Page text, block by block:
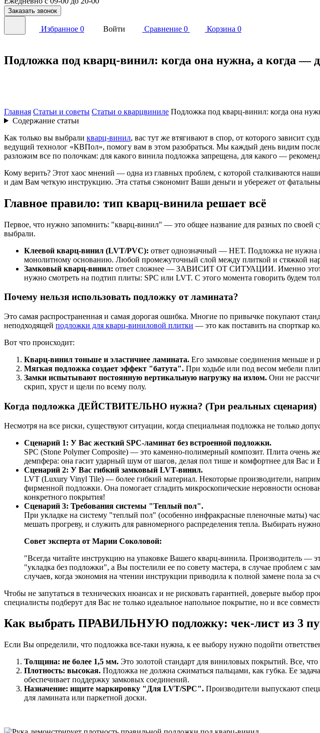
Заказать звонок
Избранное 0 Войти Сравнение 0 Корзина 0
Подложка под кварц-винил: когда она нужна, а когда —
Главная Статьи и советы Статьи о кварцвиниле Подложка под кварц-винил: когда она
Содержание статьи
Как только вы выбрали кварц-винил, вас тут же втягивают в спор, от которого зависит
ведущий технолог «КВПол», помогу вам в этом разобраться. Мы каждый день видим
разложим все по полочкам: для какого винила подложка запрещена, для какого —
Кому верить? Этот хаос мнений — одна из главных проблем, с которой сталкиваются
и дам Вам четкую инструкцию. Эта статья сэкономит Ваши деньги и убережет от
Главное правило: тип кварц-винила решает всё
Первое, что нужно запомнить: "кварц-винил" — это общее название для разных по своей
выбрали.
Клеевой кварц-винил (LVT/PVC): ответ однозначный — НЕТ. Подложка не нужна
монолитному основанию. Любой промежуточный слой между плиткой и стяжкой
Замковый кварц-винил: ответ сложнее — ЗАВИСИТ ОТ СИТУАЦИИ. Именно этот
нужно смотреть на подтип плиты: SPC или LVT. С этого момента говорить будем
Почему нельзя использовать подложку от ламината?
Это самая распространенная и самая дорогая ошибка. Многие по привычке покупают
неподходящей подложки для кварц-виниловой плитки — это как поставить на спорткар
Вот что происходит:
Кварц-винил тоньше и эластичнее ламината. Его замковые соединения меньше и
Мягкая подложка создает эффект "батута". При ходьбе или под весом мебели
Замки испытывают постоянную вертикальную нагрузку на излом. Они не
скрип, хруст и щели по всему полу.
Когда подложка ДЕЙСТВИТЕЛЬНО нужна? (Три реальных сценария)
Несмотря на все риски, существуют ситуации, когда специальная подложка не только
Сценарий 1: У Вас жесткий SPC-ламинат без встроенной подложки.
SPC (Stone Polymer Composite) — это каменно-полимерный композит. Плита очень
демпфера: она гасит ударный шум от шагов, делая пол тише и комфортнее для Вас и
Сценарий 2: У Вас гибкий замковый LVT-винил.
LVT (Luxury Vinyl Tile) — более гибкий материал. Некоторые производители,
фирменной подложки. Она помогает сгладить микроскопические неровности
конкретного покрытия!
Сценарий 3: Требования системы "Теплый пол".
При укладке на систему "теплый пол" (особенно инфракрасные пленочные маты)
мешать прогреву, и служить для равномерного распределения тепла. Выбирать
Совет эксперта от Марии Соколовой:
"Всегда читайте инструкцию на упаковке Вашего кварц-винила. Производитель —
"укладка без подложки", а Вы постелили ее по совету мастера, в случае проблем с
случаев, когда экономия на чтении инструкции приводила к полной замене пола за
Чтобы не запутаться в технических нюансах и не рисковать гарантией, доверьте выбор
специалисты подберут для Вас не только идеальное напольное покрытие, но и все
Как выбрать ПРАВИЛЬНУЮ подложку: чек-лист из 3
Если Вы определили, что подложка все-таки нужна, к ее выбору нужно подойти
Толщина: не более 1,5 мм. Это золотой стандарт для виниловых покрытий. Все,
Плотность: высокая. Подложка не должна сжиматься пальцами, как губка. Ее
обеспечивает поддержку замковых соединений.
Назначение: ищите маркировку "Для LVT/SPC". Производители выпускают
для ламината или паркетной доски.